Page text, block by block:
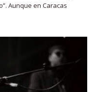
Aunque en Caracas